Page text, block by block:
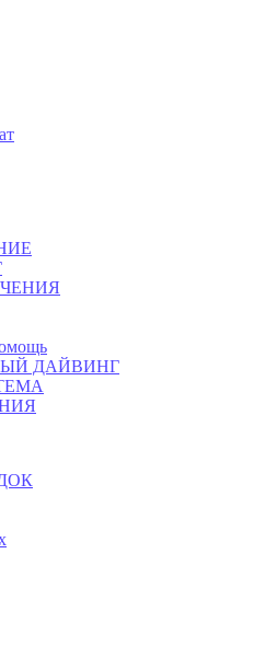
ДАЙВИНГ